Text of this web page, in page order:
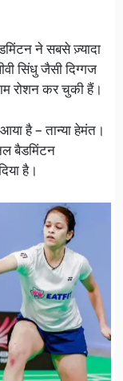
ने सबसे ज़्यादा
सिंधु जैसी दिग्गज
रोशन कर चुकी हैं।
है – तान्या हेमंत।
बैडमिंटन
है।